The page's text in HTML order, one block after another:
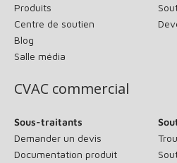
Produits
Centre de soutien
Blog
Salle média
CVAC commercial
Sous-traitants
Demander un devis
Documentation produit